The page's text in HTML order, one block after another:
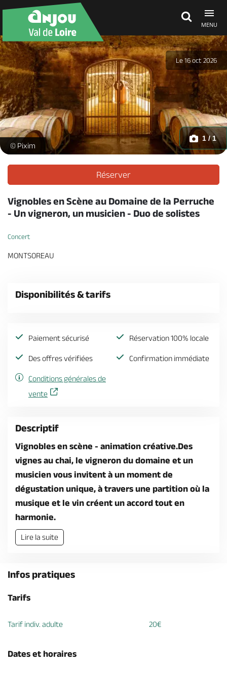
MENU
Découvrir
À voir, à faire
Agenda
Dormir, manger
Séjours, cadeaux
Un vigneron, un musicien : duo de solistes_Montsoreau - _1 -
© Pixim
1 / 1
Le 16 oct 2026
Réserver
Vignobles en Scène au Domaine de la Perruche
- Un vigneron, un musicien - Duo de solistes
Concert
MONTSOREAU
Disponibilités & tarifs
Paiement sécurisé Réservation 100% locale
Des offres vérifiées Confirmation immédiate
Conditions générales de
vente
Descriptif
Vignobles en scène - animation créative.Des
vignes au chai, le vigneron du domaine et un
musicien vous invitent à un moment de
dégustation unique, à travers une partition où la
musique et le vin créent un accord tout en
harmonie.
Lire la suite
Infos pratiques
Tarifs
Tarif indiv. adulte 20€
Dates et horaires